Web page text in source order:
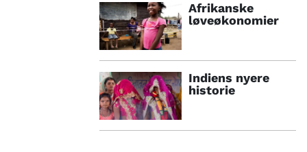
Afrikanske
løveøkonomier
Indiens nyere
historie